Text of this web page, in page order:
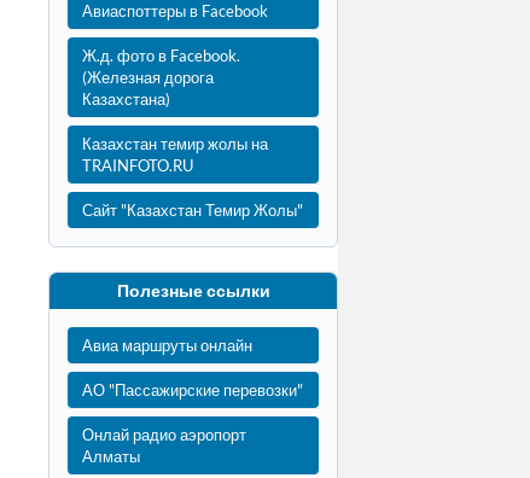
Авиаспоттеры в Facebook
Ж.д. фото в Facebook.
(Железная дорога
Казахстана)
Казахстан темир жолы на
TRAINFOTO.RU
Сайт "Казахстан Темир Жолы"
Полезные ссылки
Авиа маршруты онлайн
АО "Пассажирские перевозки"
Онлай радио аэропорт
Алматы